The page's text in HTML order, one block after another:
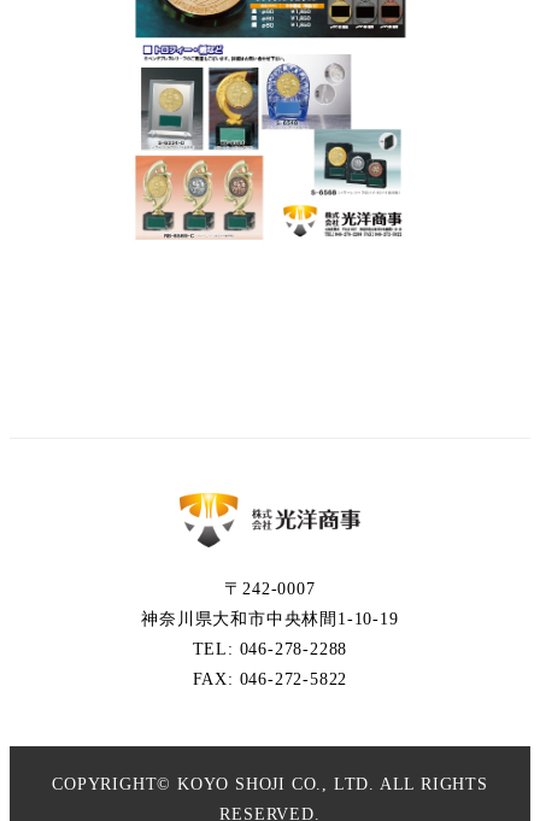
〒242-0007
神奈川県大和市中央林間1-10-19
​​​TEL: 046-278-2288
FAX: 046-272-5822
COPYRIGHT© KOYO SHOJI CO., LTD. ALL RIGHTS
RESERVED.